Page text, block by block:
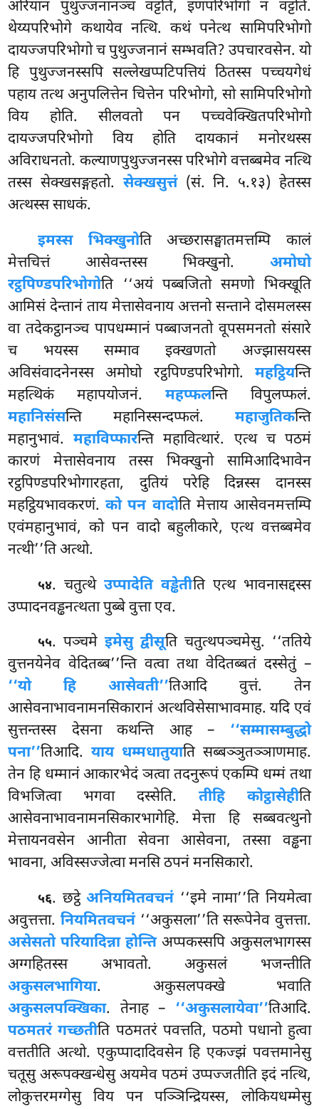
अरियानं पुथुज्जनानञ्च वट्टति, इणपरिभोगो न वट्टति.
थेय्यपरिभोगे कथायेव नत्थि. कथं पनेत्थ सामिपरिभोगो
दायज्जपरिभोगो च पुथुज्जनानं सम्भवति? उपचारवसेन. यो
हि पुथुज्जनस्सपि सल्लेखप्पटिपत्तियं ठितस्स पच्चयगेधं
पहाय तत्थ अनुपलित्तेन चित्तेन परिभोगो, सो सामिपरिभोगो
विय होति. सीलवतो पन पच्चवेक्खितपरिभोगो
दायज्जपरिभोगो विय होति दायकानं मनोरथस्स
अविराधनतो. कल्याणपुथुज्जनस्स परिभोगे वत्तब्बमेव नत्थि
तस्स सेक्खसङ्गहतो. सेक्खसुत्तं(सं. नि. ५.१३) हेतस्स
अत्थस्स साधकं.
इमस्स भिक्खुनोति अच्छरासङ्घातमत्तम्पि कालं
मेत्तचित्तं आसेवन्तस्स भिक्खुनो. अमोघो
रट्ठपिण्डपरिभोगोति ‘‘अयं पब्बजितो समणो भिक्खूति
आमिसं देन्तानं ताय मेत्तासेवनाय अत्तनो सन्ताने दोसमलस्स
वा तदेकट्ठानञ्च पापधम्मानं पब्बाजनतो वूपसमनतो संसारे
च भयस्स सम्माव इक्खणतो अज्झासयस्स
अविसंवादनेनस्स अमोघो रट्ठपिण्डपरिभोगो. महट्ठियन्ति
महत्थिकं महापयोजनं. महप्फलन्ति विपुलप्फलं.
महानिसंसन्ति महानिस्सन्दप्फलं. महाजुतिकन्ति
महानुभावं.महाविप्फारन्ति महावित्थारं. एत्थ च पठमं
कारणं मेत्तासेवनाय तस्स भिक्खुनो सामिआदिभावेन
रट्ठपिण्डपरिभोगारहता, दुतियं परेहि दिन्नस्स दानस्स
महट्ठियभावकरणं.को पन वादोति मेत्ताय आसेवनमत्तम्पि
एवंमहानुभावं, को पन वादो बहुलीकारे, एत्थ वत्तब्बमेव
नत्थी’’ति अत्थो.
५४. चतुत्थेउप्पादेति वड्ढेतीति एत्थ भावनासद्दस्स
उप्पादनवड्ढनत्थता पुब्बे वुत्ता एव.
५५. पञ्चमेइमेसु द्वीसूति चतुत्थपञ्चमेसु. ‘‘ततिये
वुत्तनयेनेव वेदितब्ब’’न्ति वत्वा तथा वेदितब्बतं दस्सेतुं –
‘‘यो हि आसेवती’’तिआदि वुत्तं. तेन
आसेवनाभावनामनसिकारानं अत्थविसेसाभावमाह. यदि एवं
सुत्तन्तस्स देसना कथन्ति आह – ‘‘सम्मासम्बुद्धो
पना’’तिआदि.याय धम्मधातुयाति सब्बञ्ञुतञ्ञाणमाह.
तेन हि धम्मानं आकारभेदं ञत्वा तदनुरूपं एकम्पि धम्मं तथा
विभजित्वा भगवा दस्सेति. तीहि कोट्ठासेहीति
आसेवनाभावनामनसिकारभागेहि. मेत्ता हि सब्बवत्थुनो
मेत्तायनवसेन आनीता सेवना आसेवना, तस्सा वड्ढना
भावना, अविस्सज्जेत्वा मनसि ठपनं मनसिकारो.
५६. छट्ठेअनियमितवचनं‘‘इमे नामा’’ति नियमेत्वा
अवुत्तत्ता. नियमितवचनं‘‘अकुसला’’ति सरूपेनेव वुत्तत्ता.
असेसतो परियादिन्ना होन्तिअप्पकस्सपि अकुसलभागस्स
अग्गहितस्स अभावतो. अकुसलं भजन्तीति
अकुसलभागिया. अकुसलपक्खे भवाति
अकुसलपक्खिका. तेनाह – ‘‘अकुसलायेवा’’तिआदि.
पठमतरं गच्छतीति पठमतरं पवत्तति, पठमो पधानो हुत्वा
वत्ततीति अत्थो. एकुप्पादादिवसेन हि एकज्झं पवत्तमानेसु
चतूसु अरूपक्खन्धेसु अयमेव पठमं उप्पज्जतीति इदं नत्थि,
लोकुत्तरमग्गेसु विय पन पञ्ञिन्द्रियस्स, लोकियधम्मेसु